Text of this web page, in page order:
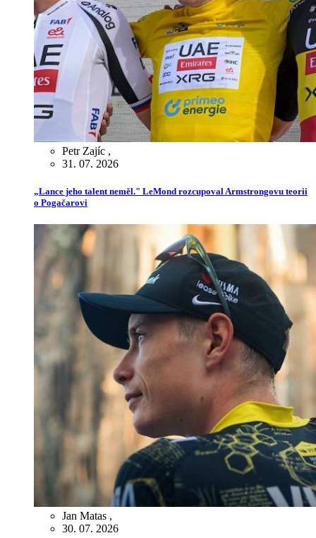
Petr Zajíc ,
31. 07. 2026
„Lance jeho talent neměl." LeMond rozcupoval Armstrongovu teorii
o Pogačarovi
Jan Matas ,
30. 07. 2026